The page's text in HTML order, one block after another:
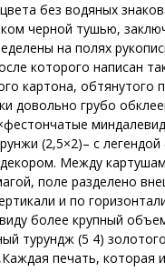
без водяных
черной тушью,
на полях
которого написан
картона,
довольно грубо
(2,5×2)
Между
поле разделено
и по
более крупный
4)